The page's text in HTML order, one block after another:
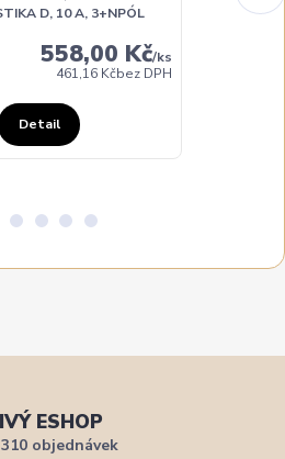
D, 10 A, 3+NPÓL
558,00 Kč/ks
461,16 Kčbez DPH
Detail
ESHOP
objednávek